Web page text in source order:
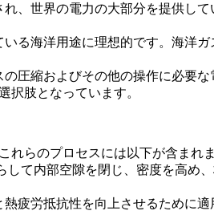
、世界の電力の大部分を提供し
る海洋用途に理想的です。海洋
圧縮およびその他の操作に必要
択肢となっています。
らのプロセスには以下が含まれま
して内部空隙を閉じ、密度を高め
熱疲労抵抗性を向上させるために